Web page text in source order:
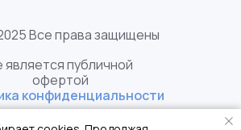
конфиденциальности
Все права защищены
является публичной
офертой